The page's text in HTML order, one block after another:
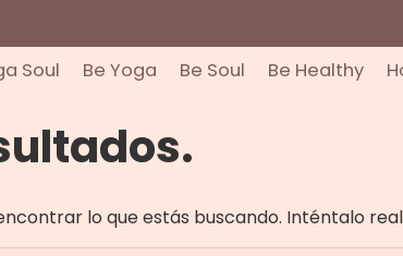
Soul Be Yoga Be Soul Be Healthy
lo que estás buscando. Inténtalo